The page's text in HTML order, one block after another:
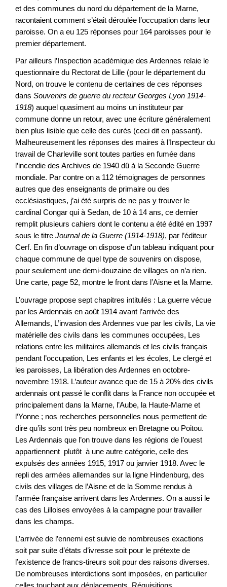
et des communes du nord du département de la Marne,
racontaient comment s’était déroulée l’occupation dans leur
paroisse. On a eu 125 réponses pour 164 paroisses pour le
premier département.
Par ailleurs l’Inspection académique des Ardennes relaie le
questionnaire du Rectorat de Lille (pour le département du
Nord, on trouve le contenu de certaines de ces réponses
dans Souvenirs de guerre du recteur Georges Lyon 1914-
1918) auquel quasiment au moins un instituteur par
commune donne un retour, avec une écriture généralement
bien plus lisible que celle des curés (ceci dit en passant).
Malheureusement les réponses des maires à l’Inspecteur du
travail de Charleville sont toutes parties en fumée dans
l’incendie des Archives de 1940 dû à la Seconde Guerre
mondiale. Par contre on a 112 témoignages de personnes
autres que des enseignants de primaire ou des
ecclésiastiques, j’ai été surpris de ne pas y trouver le
cardinal Congar qui à Sedan, de 10 à 14 ans, ce dernier
remplit plusieurs cahiers dont le contenu a été édité en 1997
sous le titre Journal de la Guerre (1914-1918), par l’éditeur
Cerf. En fin d’ouvrage on dispose d'un tableau indiquant pour
chaque commune de quel type de souvenirs on dispose,
pour seulement une demi-douzaine de villages on n’a rien.
Une carte, page 52, montre le front dans l’Aisne et la Marne.
L’ouvrage propose sept chapitres intitulés : La guerre vécue
par les Ardennais en août 1914 avant l’arrivée des
Allemands, L’invasion des Ardennes vue par les civils, La vie
matérielle des civils dans les communes occupées, Les
relations entre les militaires allemands et les civils français
pendant l’occupation, Les enfants et les écoles, Le clergé et
les paroisses, La libération des Ardennes en octobre-
novembre 1918. L’auteur avance que de 15 à 20% des civils
ardennais ont passé le conflit dans la France non occupée et
principalement dans la Marne, l’Aube, la Haute-Marne et
l’Yonne ; nos recherches personnelles nous permettent de
dire qu’ils sont très peu nombreux en Bretagne ou Poitou.
Les Ardennais que l’on trouve dans les régions de l’ouest
appartiennent plutôt à une autre catégorie, celle des
expulsés des années 1915, 1917 ou janvier 1918. Avec le
repli des armées allemandes sur la ligne Hindenburg, des
civils des villages de l’Aisne et de la Somme rendus à
l’armée française arrivent dans les Ardennes. On a aussi le
cas des Lilloises envoyées à la campagne pour travailler
dans les champs.
L’arrivée de l’ennemi est suivie de nombreuses exactions
soit par suite d’états d’ivresse soit pour le prétexte de
l’existence de francs-tireurs soit pour des raisons diverses.
De nombreuses interdictions sont imposées, en particulier